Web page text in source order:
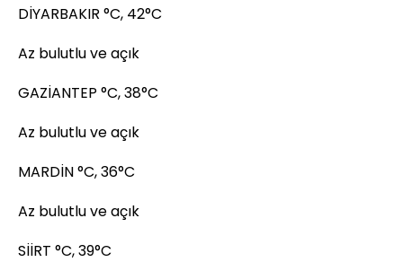
DİYARBAKIR °C, 42°C
Az bulutlu ve açık
GAZİANTEP °C, 38°C
Az bulutlu ve açık
MARDİN °C, 36°C
Az bulutlu ve açık
SİİRT °C, 39°C